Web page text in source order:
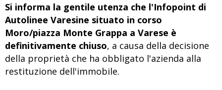
Si informa la gentile utenza che l'Infopoint di
Autolinee Varesine situato in corso
Moro/piazza Monte Grappa a Varese è
definitivamente chiuso, a causa della decisione
della proprietà che ha obbligato l'azienda alla
restituzione dell'immobile.